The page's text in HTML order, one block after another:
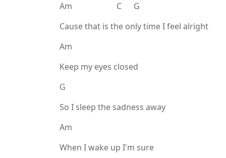
Am C G
Cause that is the only time I feel alright
Am
Keep my eyes closed
G
So I sleep the sadness away
Am
When I wake up I'm sure